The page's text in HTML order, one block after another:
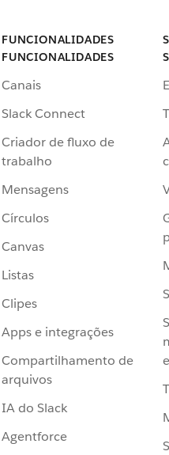
FUNCIONALIDADES
FUNCIONALIDADES
Canais
Slack Connect
Criador de fluxo de
trabalho
Mensagens
Círculos
Canvas
Listas
Clipes
Apps e integrações
Compartilhamento de
arquivos
IA do Slack
Agentforce